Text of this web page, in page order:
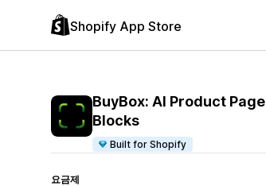
Shopify App Store
BuyBox: AI Product Page
Blocks
Built for Shopify
요금제